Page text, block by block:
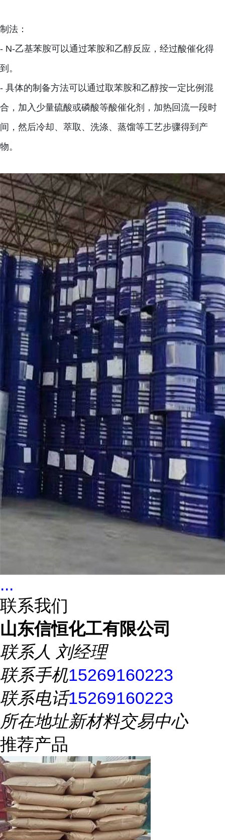
制法：
- N-乙基苯胺可以通过苯胺和乙醇反应，经过酸催化得
到。
- 具体的制备方法可以通过取苯胺和乙醇按一定比例混
合，加入少量硫酸或磷酸等酸催化剂，加热回流一段时
间，然后冷却、萃取、洗涤、蒸馏等工艺步骤得到产
物。
...
联系我们
山东信恒化工有限公司
联系人 刘经理
联系手机15269160223
联系电话15269160223
所在地址新材料交易中心
推荐产品